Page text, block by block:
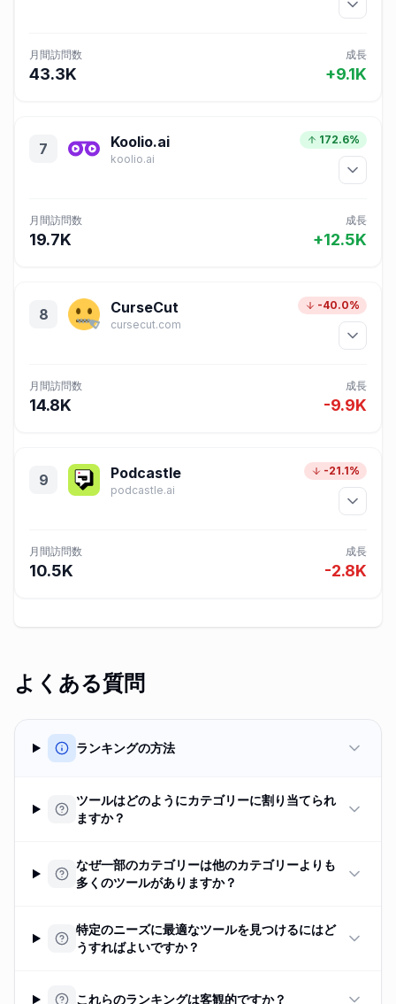
月間訪問数
43.3K
成長
+9.1K
7 Koolio.ai
koolio.ai
172.6%
月間訪問数
19.7K
成長
+12.5K
8 CurseCut
cursecut.com
-40.0%
月間訪問数
14.8K
成長
-9.9K
9 Podcastle
podcastle.ai
-21.1%
月間訪問数
10.5K
成長
-2.8K
よくある質問
ランキングの方法
ツールはどのようにカテゴリーに割り当てられ
ますか？
なぜ一部のカテゴリーは他のカテゴリーよりも
多くのツールがありますか？
特定のニーズに最適なツールを見つけるにはど
うすればよいですか？
これらのランキングは客観的ですか？